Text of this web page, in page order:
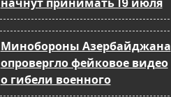
Минобороны Азербайджана
опровергло фейковое видео
о гибели военного